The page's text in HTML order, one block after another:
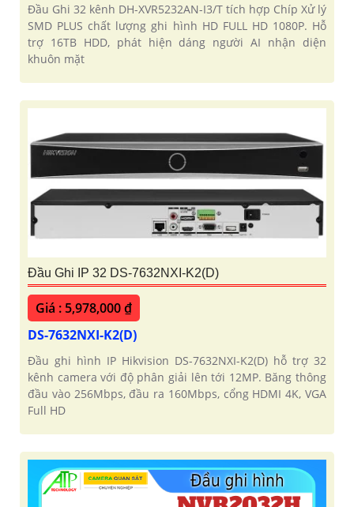
Đầu Ghi 32 kênh DH-XVR5232AN-I3/T tích hợp Chíp Xử lý
SMD PLUS chất lượng ghi hình HD FULL HD 1080P. Hỗ
trợ 16TB HDD, phát hiện dáng người AI nhận diện
khuôn mặt
Đầu Ghi IP 32 DS-7632NXI-K2(D)
Giá : 5,978,000 ₫
DS-7632NXI-K2(D)
Đầu ghi hình IP Hikvision DS-7632NXI-K2(D) hỗ trợ 32
kênh camera với độ phân giải lên tới 12MP. Băng thông
đầu vào 256Mbps, đầu ra 160Mbps, cổng HDMI 4K, VGA
Full HD